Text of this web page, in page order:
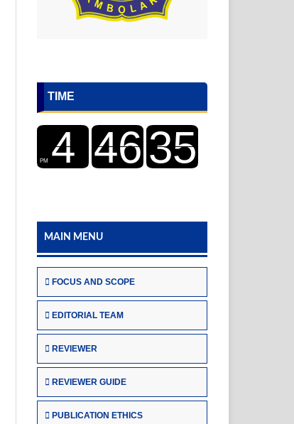
TIME
MAIN MENU
FOCUS AND SCOPE
EDITORIAL TEAM
REVIEWER
REVIEWER GUIDE
PUBLICATION ETHICS